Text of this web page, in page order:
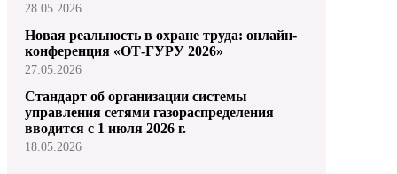
28.05.2026
Новая реальность в охране труда: онлайн-
конференция «ОТ-ГУРУ 2026»
27.05.2026
Стандарт об организации системы
управления сетями газораспределения
вводится с 1 июля 2026 г.
18.05.2026